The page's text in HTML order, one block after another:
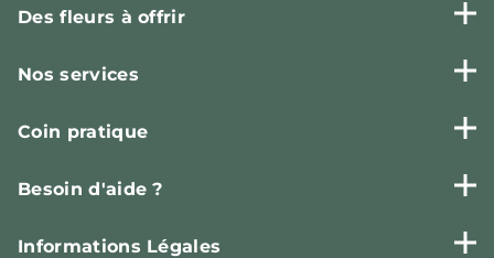
Des fleurs à offrir
Nos services
Coin pratique
Besoin d'aide ?
Informations Légales